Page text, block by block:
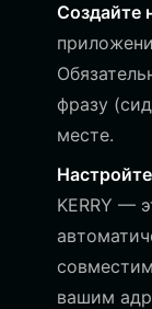
Создайте
фразу
месте.
KERRY —
вашим